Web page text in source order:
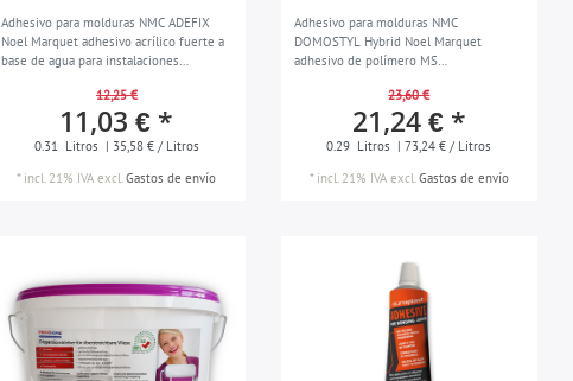
Adhesivo para molduras NMC ADEFIX
Noel Marquet adhesivo acrílico fuerte a
base de agua para instalaciones
12,25 €
11,03 € *
0.31 Litros | 35,58 € / Litros
* incl. 21% IVA excl.Gastos de envío
Adhesivo para molduras NMC
DOMOSTYL Hybrid Noel Marquet
adhesivo de polímero MS
instalaciones exteriores y habitaciones
húmedas juntas blanco 290 ml
23,60 €
21,24 € *
0.29 Litros | 73,24 € / Litros
* incl. 21% IVAexcl.Gastos de envío